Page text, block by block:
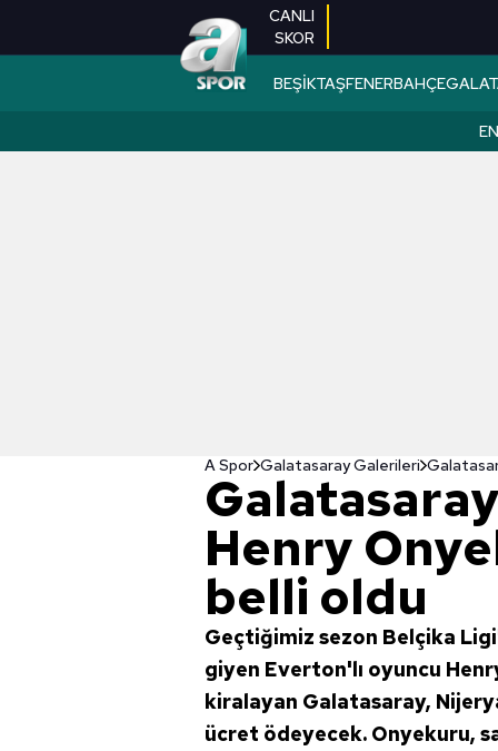
CANLI
SKOR
BEŞİKTAŞFENERBAHÇE
A Spor Galatasaray Galerileri
Henry
belli oldu
Geçtiğimiz sezon Belçika
giyen Everton'lı oyuncu
kiralayan Galatasaray,
ücret ödeyecek. Onyekuru,